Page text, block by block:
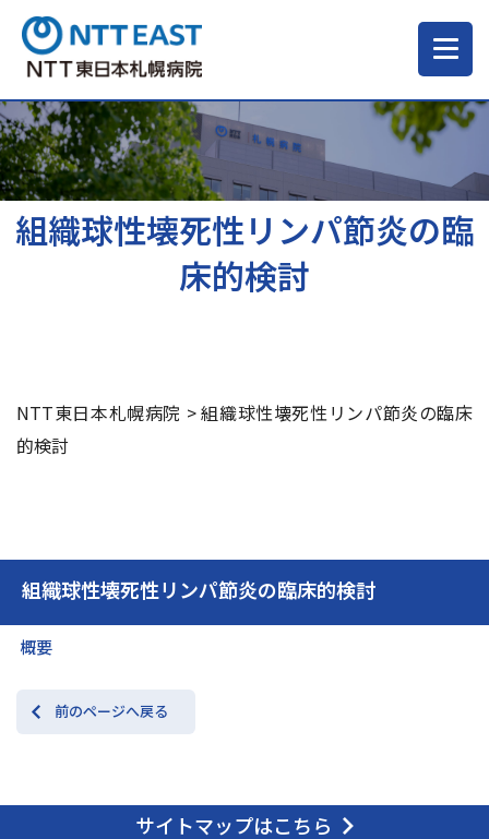
当院について
ご来院される方へ
採用情報
交通アクセス お問い合わせ
組織球性壊死性リンパ節炎の臨床的検討
概要
前のページへ戻る
組織球性壊死性リンパ節炎の臨
床的検討
NTT東日本札幌病院 >組織球性壊死性リンパ節炎の臨床
的検討
サイトマップはこちら